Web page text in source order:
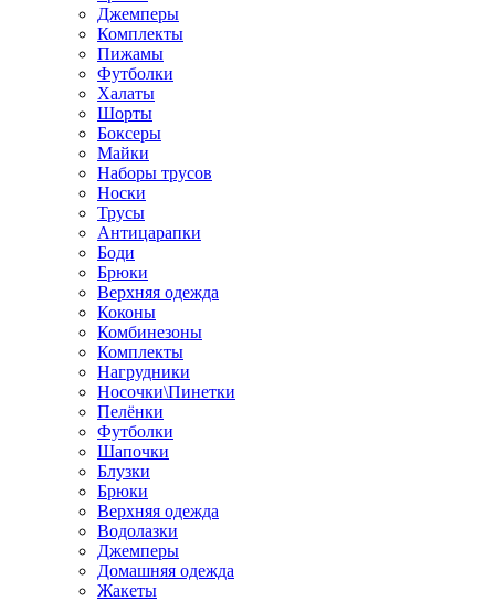
Джемперы
Комплекты
Пижамы
Футболки
Халаты
Шорты
Боксеры
Майки
Наборы трусов
Носки
Трусы
Антицарапки
Боди
Брюки
Верхняя одежда
Коконы
Комбинезоны
Комплекты
Нагрудники
Носочки\Пинетки
Пелёнки
Футболки
Шапочки
Блузки
Брюки
Верхняя одежда
Водолазки
Джемперы
Домашняя одежда
Жакеты